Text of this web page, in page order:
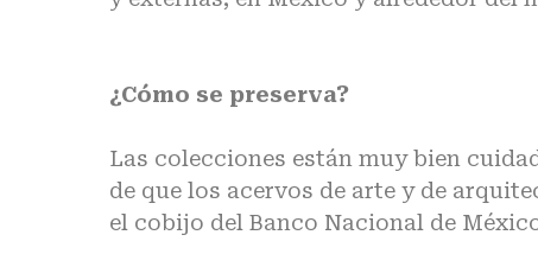
¿Cómo se preserva?
Las colecciones están muy bien
de que los acervos de arte y de
el cobijo del Banco Nacional de